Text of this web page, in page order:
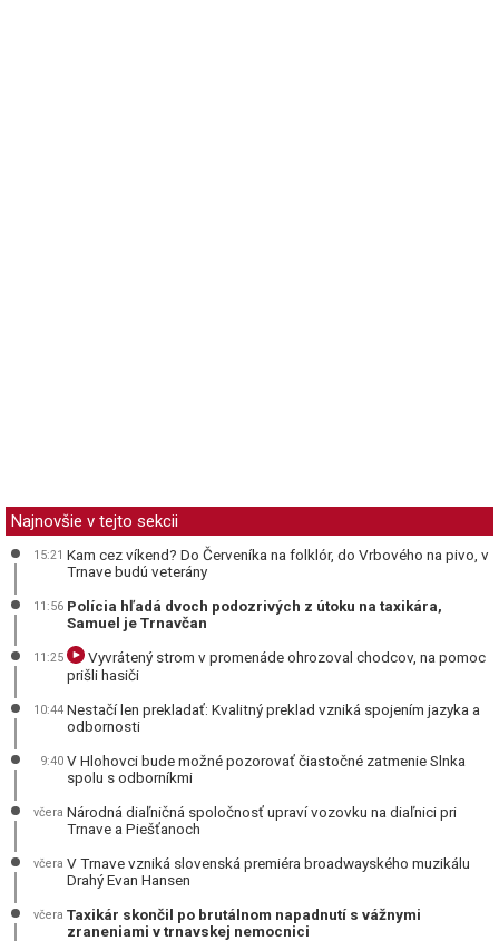
Najnovšie v tejto sekcii
15:21 Kam cez víkend? Do Červeníka na folklór, do Vrbového na pivo, v
Trnave budú veterány
11:56 Polícia hľadá dvoch podozrivých z útoku na taxikára,
Samuel je Trnavčan
11:25
Vyvrátený strom v promenáde ohrozoval chodcov, na pomoc
prišli hasiči
10:44 Nestačí len prekladať: Kvalitný preklad vzniká spojením jazyka a
odbornosti
9:40 V Hlohovci bude možné pozorovať čiastočné zatmenie Slnka
spolu s odborníkmi
včera Národná diaľničná spoločnosť upraví vozovku na diaľnici pri
Trnave a Piešťanoch
včera V Trnave vzniká slovenská premiéra broadwayského muzikálu
Drahý Evan Hansen
včera Taxikár skončil po brutálnom napadnutí s vážnymi
zraneniami v trnavskej nemocnici